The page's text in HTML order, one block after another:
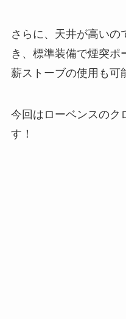
さらに、天井が高いの
き、標準装備で煙突ポ
薪ストーブの使用も可
今回はローベンスのク
す！